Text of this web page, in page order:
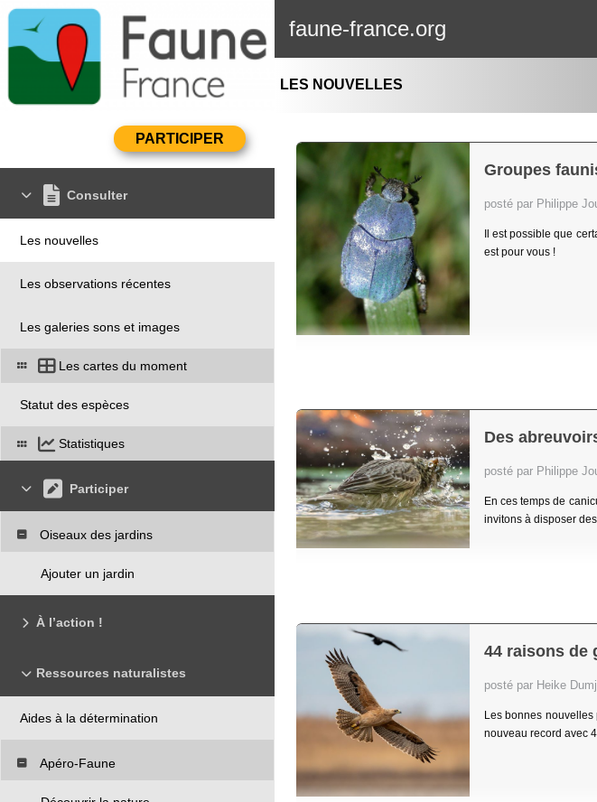
faune-france.org
Consulter
Les nouvelles
Les observations récentes
Les galeries sons et images
Les cartes du moment
Statut des espèces
Statistiques
Participer
Oiseaux des jardins
Ajouter un jardin
À l’action !
Ressources naturalistes
Aides à la détermination
Apéro-Faune
LES NOUVELLES
Groupes
posté par Philippe
Il est possible que
est pour vous !
Des
posté par Philippe
En ces temps de
invitons à disposer
44 raisons de
posté par Heike
Les bonnes
nouveau record avec